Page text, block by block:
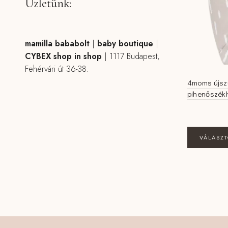
4moms
Üzletünk:
mamilla bababolt| baby boutique |
CYBEX shop in shop | 1117 Budapest,
Fehérvári út 36-38.